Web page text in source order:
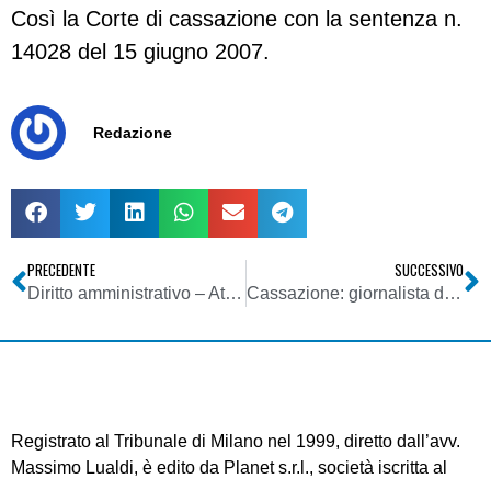
Così la Corte di cassazione con la sentenza n.
14028 del 15 giugno 2007.
Redazione
PRECEDENTE
Diritto amministrativo – Atti amministrativi – Se il provvedimento è stato emanato senza previa comunicazione, la legalità non si ripristina solo con l’annullamento ed un nuovo procedimento
SUCCESSIVO
Cassazione: giornalista dirige riviste porno? No alla radiazione dall’Albo
Registrato al Tribunale di Milano nel 1999, diretto dall’avv.
Massimo Lualdi, è edito da Planet s.r.l., società iscritta al